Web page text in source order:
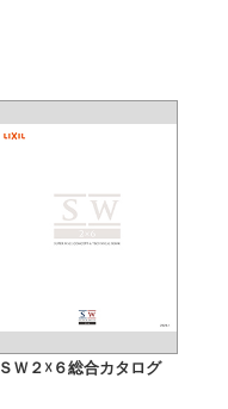
ＳＷ２☓６総合カタログ